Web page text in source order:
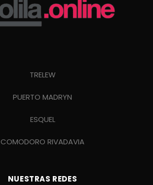
TRELEW
PUERTO MADRYN
ESQUEL
COMODORO RIVADAVIA
NUESTRAS REDES